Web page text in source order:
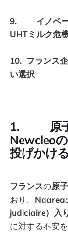
9. イノベー
UHTミルク危
10. フランス
い選択
1. 原子
Newcleo
投げかける
フランスの原
おり、 Naarea
judiciaire）入
に対する不安